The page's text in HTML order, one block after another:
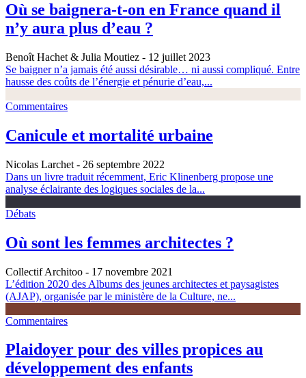
Où se baignera-t-on en France quand il
n’y aura plus d’eau ?
Benoît Hachet & Julia Moutiez - 12 juillet 2023
Se baigner n’a jamais été aussi désirable… ni aussi compliqué. Entre
hausse des coûts de l’énergie et pénurie d’eau,...
Commentaires
Canicule et mortalité urbaine
Nicolas Larchet - 26 septembre 2022
Dans un livre traduit récemment, Eric Klinenberg propose une
analyse éclairante des logiques sociales de la...
Débats
Où sont les femmes architectes ?
Collectif Architoo - 17 novembre 2021
L’édition 2020 des Albums des jeunes architectes et paysagistes
(AJAP), organisée par le ministère de la Culture, ne...
Commentaires
Plaidoyer pour des villes propices au
développement des enfants